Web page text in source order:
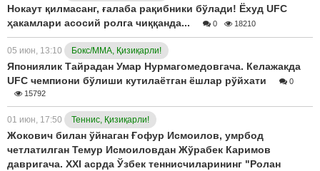
Нокаут қилмасанг, ғалаба рақибники бўлади! Ёхуд UFC
ҳакамлари асосий ролга чиққанда...
0 18210
05 июн, 13:10 Бокс/ММА, Қизиқарли!
Япониялик Тайрадан Умар Нурмагомедовгача. Келажакда
UFC чемпиони бўлиши кутилаётган ёшлар рўйхати
0
15792
01 июн, 17:50 Теннис, Қизиқарли!
Жокович билан ўйнаган Ғофур Исмоилов, умрбод
четлатилган Темур Исмоиловдан Жўрабек Каримов
давригача. ХХI асрда Ўзбек теннисчиларининг "Ролан